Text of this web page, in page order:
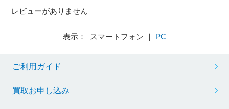
レビューがありません
表示： スマートフォン ｜ PC
ご利用ガイド
買取お申し込み